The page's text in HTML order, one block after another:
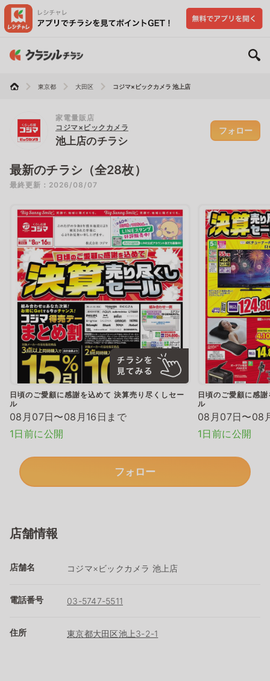
東京都 大田区 コジマ×ビックカメラ 池上店
家電量販店
コジマ×ビックカメラ
池上店のチラシ
フォロー
最新のチラシ（全28枚）
最終更新：2026/08/07
日頃のご愛顧に感謝を込めて 決算売り尽くしセー
ル
08月07日〜08月16日まで
1日前に公開
日頃のご愛顧に感
ル
08月07日〜08
1日前に公開
フォロー
店舗情報
店舗名 コジマ×ビックカメラ 池上店
電話番号 03-5747-5511
住所 東京都大田区池上3-2-1